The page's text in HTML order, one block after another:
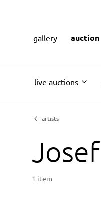
live auctions
gallery auction
artists
1 item